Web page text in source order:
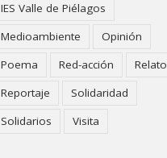
IES Valle de Piélagos
Medioambiente
Opinión
Poema
Red-acción
Relato
Reportaje
Solidaridad
Solidarios
Visita